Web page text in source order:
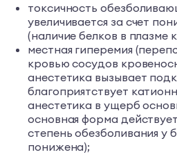
токсичность
увеличивается за счет
(наличие белков в плазме
местная гиперемия
кровью сосудов
анестетика вызывает
благоприятствует
анестетика в ущерб
основная форма
степень обезболивания у
понижена);